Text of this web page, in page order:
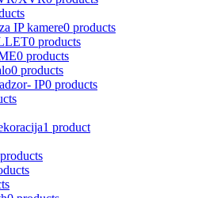
IP kamere0 products
0 products
0 products
0 products
IP0 products
1 product